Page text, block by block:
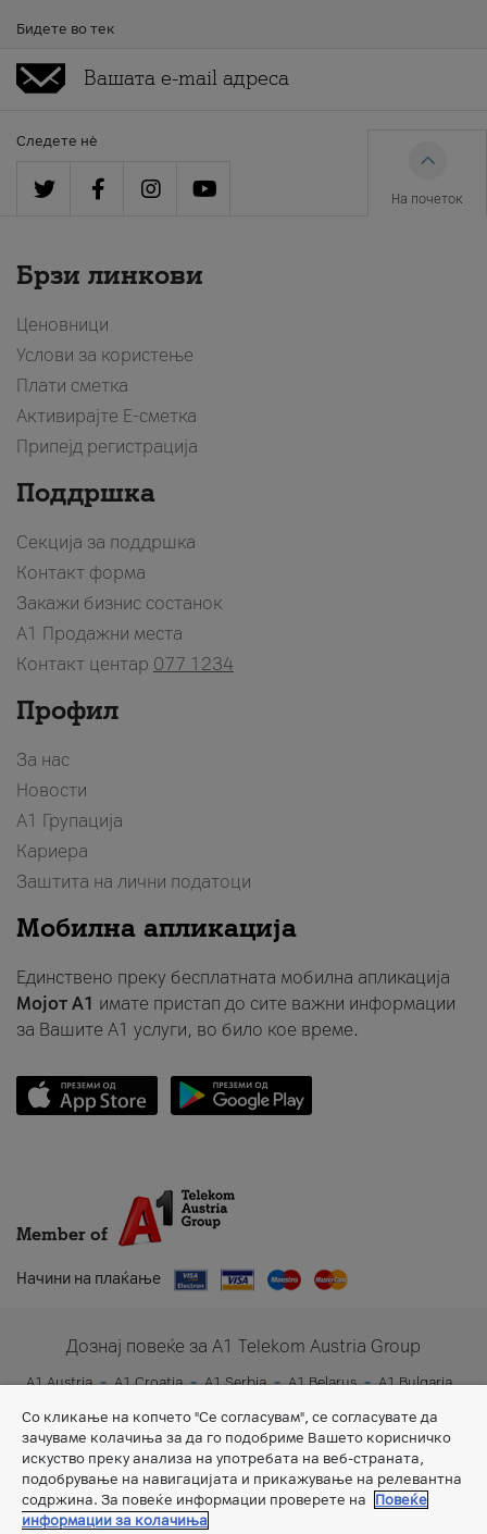
Бидете во тек
Следете нè
На почеток
Брзи линкови
Ценовници
Услови за користење
Плати сметка
Активирајте Е-сметка
Припејд регистрација
Поддршка
Секција за поддршка
Контакт форма
Закажи бизнис состанок
A1 Продажни места
Контакт центар 077 1234
Профил
За нас
Новости
А1 Групација
Кариера
Заштита на лични податоци
Мобилна апликација
Единствено преку бесплатната мобилна апликација
Мојот A1 имате пристап до сите важни информации
за Вашите A1 услуги, во било кое време.
Member of
Начини на плаќање
Дознај повеќе за A1 Telekom Austria Group
A1 Austria A1 Croatia A1 Serbia A1 Belarus
A1 Bulgaria
A1 Slovenia
A1 Digital
Со кликање на копчето "Се согласувам", се согласувате да
зачуваме колачиња за да го подобриме Вашето корисничко
искуство преку анализа на употребата на веб-страната,
подобрување на навигацијата и прикажување на релевантна
содржина. За повеќе информации проверете на
Повеќе
информации за колачиња